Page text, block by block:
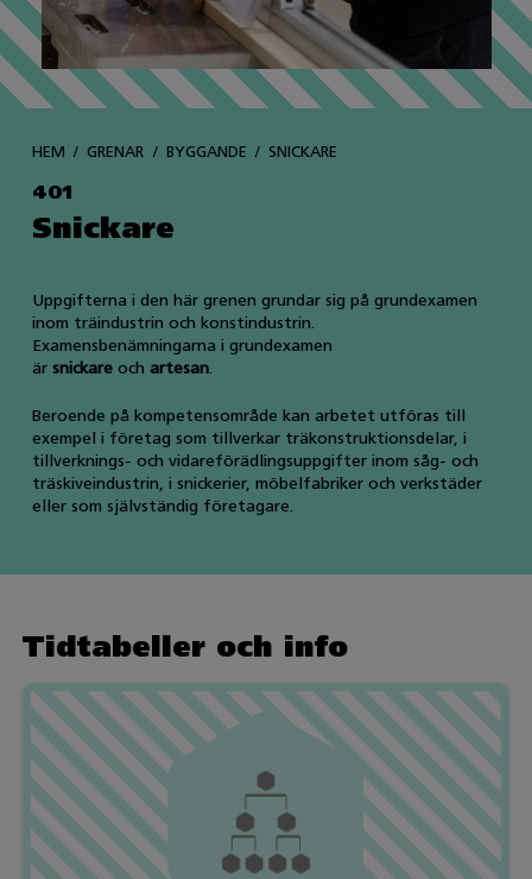
HEM GRENAR BYGGANDE SNICKARE
401
Snickare
Uppgifterna i den här grenen grundar sig på grundexamen
inom träindustrin och konstindustrin.
Examensbenämningarna i grundexamen
är snickare och artesan.
Beroende på kompetensområde kan arbetet utföras till
exempel i företag som tillverkar träkonstruktionsdelar, i
tillverknings- och vidareförädlingsuppgifter inom såg- och
träskiveindustrin, i snickerier, möbelfabriker och verkstäder
eller som självständig företagare.
Tidtabeller och info